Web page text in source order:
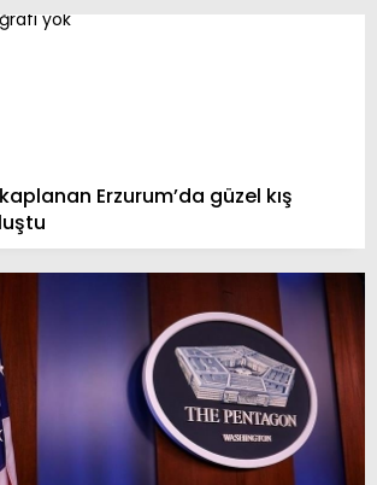
Erzurum’da güzel kış